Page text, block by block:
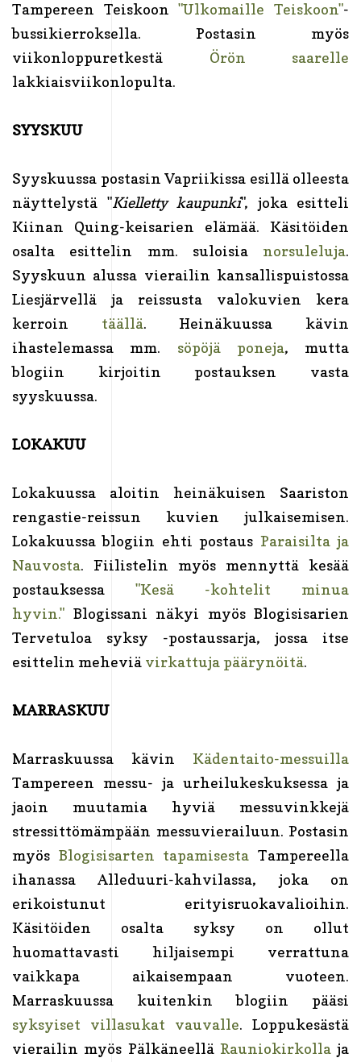
Tampereen Teiskoon"Ulkomaille Teiskoon"-
bussikierroksella. Postasin myös
viikonloppuretkestä Örön saarelle
lakkiaisviikonlopulta.
SYYSKUU
Syyskuussa postasin Vapriikissa esillä olleesta
näyttelystä "Kielletty kaupunki", joka esitteli
Kiinan Quing-keisarien elämää. Käsitöiden
osalta esittelin mm. suloisia norsuleluja.
Syyskuun alussa vierailin kansallispuistossa
Liesjärvellä ja reissusta valokuvien kera
kerroin täällä. Heinäkuussa kävin
ihastelemassa mm. söpöjä poneja, mutta
blogiin kirjoitin postauksen vasta
syyskuussa.
LOKAKUU
Lokakuussa aloitin heinäkuisen Saariston
rengastie-reissun kuvien julkaisemisen.
Lokakuussa blogiin ehti postaus Paraisilta ja
Nauvosta. Fiilistelin myös mennyttä kesää
postauksessa "Kesä -kohtelit minua
hyvin." Blogissani näkyi myös Blogisisarien
Tervetuloa syksy -postaussarja, jossa itse
esittelin meheviä virkattuja päärynöitä.
MARRASKUU
Marraskuussa kävin Kädentaito-messuilla
Tampereen messu- ja urheilukeskuksessa ja
jaoin muutamia hyviä messuvinkkejä
stressittömämpään messuvierailuun. Postasin
myös Blogisisarten tapamisesta Tampereella
ihanassa Alleduuri-kahvilassa, joka on
erikoistunut erityisruokavalioihin.
Käsitöiden osalta syksy on ollut
huomattavasti hiljaisempi verrattuna
vaikkapa aikaisempaan vuoteen.
Marraskuussa kuitenkin blogiin pääsi
syksyiset villasukat vauvalle. Loppukesästä
vierailin myös Pälkäneellä Rauniokirkollaja